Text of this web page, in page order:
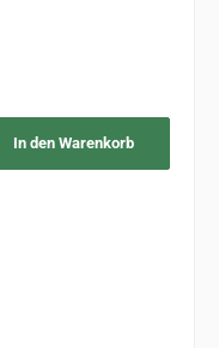
In den Warenkorb